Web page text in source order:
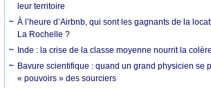
leur territoire
À l’heure d’Airbnb, qui sont les gagnants de la
La Rochelle ?
Inde : la crise de la classe moyenne nourrit la
Bavure scientifique : quand un grand physicien se
« pouvoirs » des sourciers